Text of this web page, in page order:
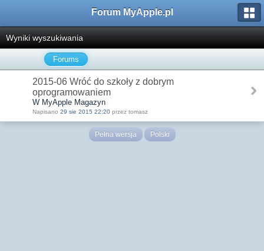
Forum MyApple.pl
Wyniki wyszukiwania
Forums
2015-06 Wróć do szkoły z dobrym
oprogramowaniem
W MyApple Magazyn
Napisano 29 sie 2015 22:20 przez tomasz
Pełna wersja Polski